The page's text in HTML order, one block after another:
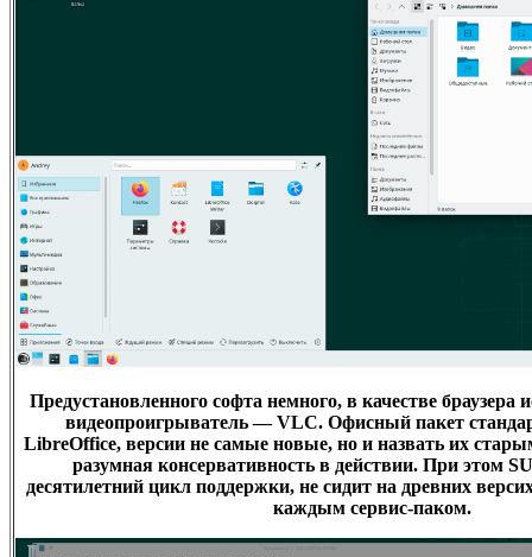
Предустановленного софта немного, в качестве браузера
видеопроигрыватель — VLC. Офисный пакет
LibreOffice, версии не самые новые, но и назвать их
разумная консервативность в действии. При этом
десятилетний цикл поддержки, не сидит на древних
каждым сервис-паком.